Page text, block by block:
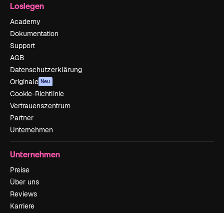
Loslegen
Academy
Dokumentation
Support
AGB
Datenschutzerklärung
Originale Neu
Cookie-Richtlinie
Vertrauenszentrum
Partner
Unternehmen
Unternehmen
Preise
Über uns
Reviews
Karriere